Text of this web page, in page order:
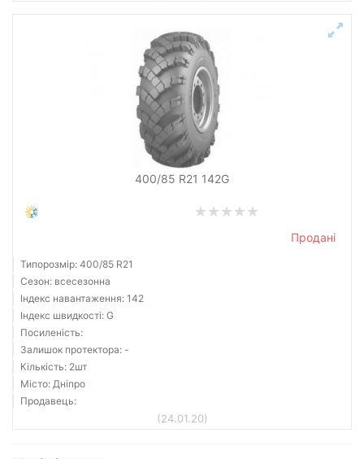
400/85 R21 142G
Продані
Типорозмір: 400/85 R21
Сезон: всесезонна
Індекс навантаження: 142
Індекс швидкості: G
Посиленість:
Залишок протектора: -
Кількість: 2шт
Місто: Дніпро
Продавець:
(24.01.20)